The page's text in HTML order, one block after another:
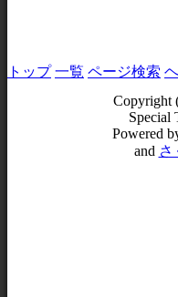
トップ 一覧 ページ検索
Copyright
Special
Powered
and さ